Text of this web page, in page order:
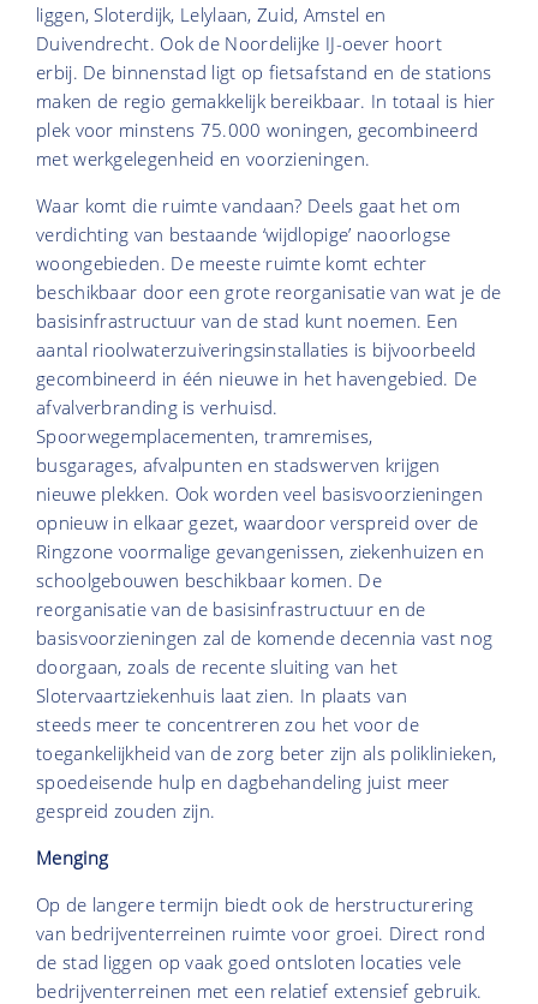
liggen, Sloterdijk, Lelylaan, Zuid, Amstel en
Duivendrecht. Ook de Noordelijke IJ-oever hoort
erbij. De binnenstad ligt op fietsafstand en de stations
maken de regio gemakkelijk bereikbaar. In totaal is hier
plek voor minstens 75.000 woningen, gecombineerd
met werkgelegenheid en voorzieningen.
Waar komt die ruimte vandaan? Deels gaat het om
verdichting van bestaande ‘wijdlopige’ naoorlogse
woongebieden. De meeste ruimte komt echter
beschikbaar door een grote reorganisatie van wat je de
basisinfrastructuur van de stad kunt noemen. Een
aantal rioolwaterzuiveringsinstallaties is bijvoorbeeld
gecombineerd in één nieuwe in het havengebied. De
afvalverbranding is verhuisd.
Spoorwegemplacementen, tramremises,
busgarages, afvalpunten en stadswerven krijgen
nieuwe plekken. Ook worden veel basisvoorzieningen
opnieuw in elkaar gezet, waardoor verspreid over de
Ringzone voormalige gevangenissen, ziekenhuizen en
schoolgebouwen beschikbaar komen. De
reorganisatie van de basisinfrastructuur en de
basisvoorzieningen zal de komende decennia vast nog
doorgaan, zoals de recente sluiting van het
Slotervaartziekenhuis laat zien. In plaats van
steeds meer te concentreren zou het voor de
toegankelijkheid van de zorg beter zijn als poliklinieken,
spoedeisende hulp en dagbehandeling juist meer
gespreid zouden zijn.
Menging
Op de langere termijn biedt ook de herstructurering
van bedrijventerreinen ruimte voor groei. Direct rond
de stad liggen op vaak goed ontsloten locaties vele
bedrijventerreinen met een relatief extensief gebruik.